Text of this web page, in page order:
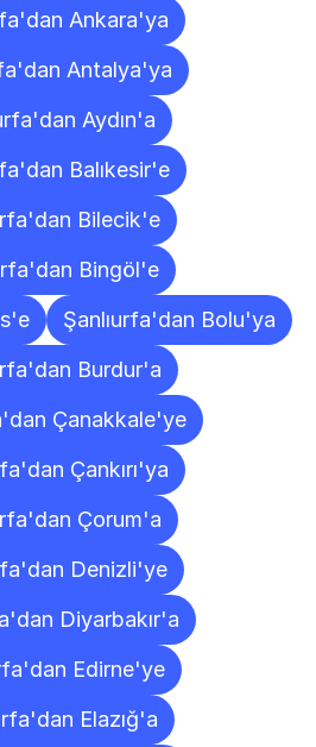
Ankara'ya
Antalya'ya
Aydın'a
Balıkesir'e
Bilecik'e
Bingöl'e
Şanlıurfa'dan Bolu'ya
Burdur'a
Çanakkale'ye
Çankırı'ya
Çorum'a
Denizli'ye
Diyarbakır'a
Edirne'ye
Elazığ'a